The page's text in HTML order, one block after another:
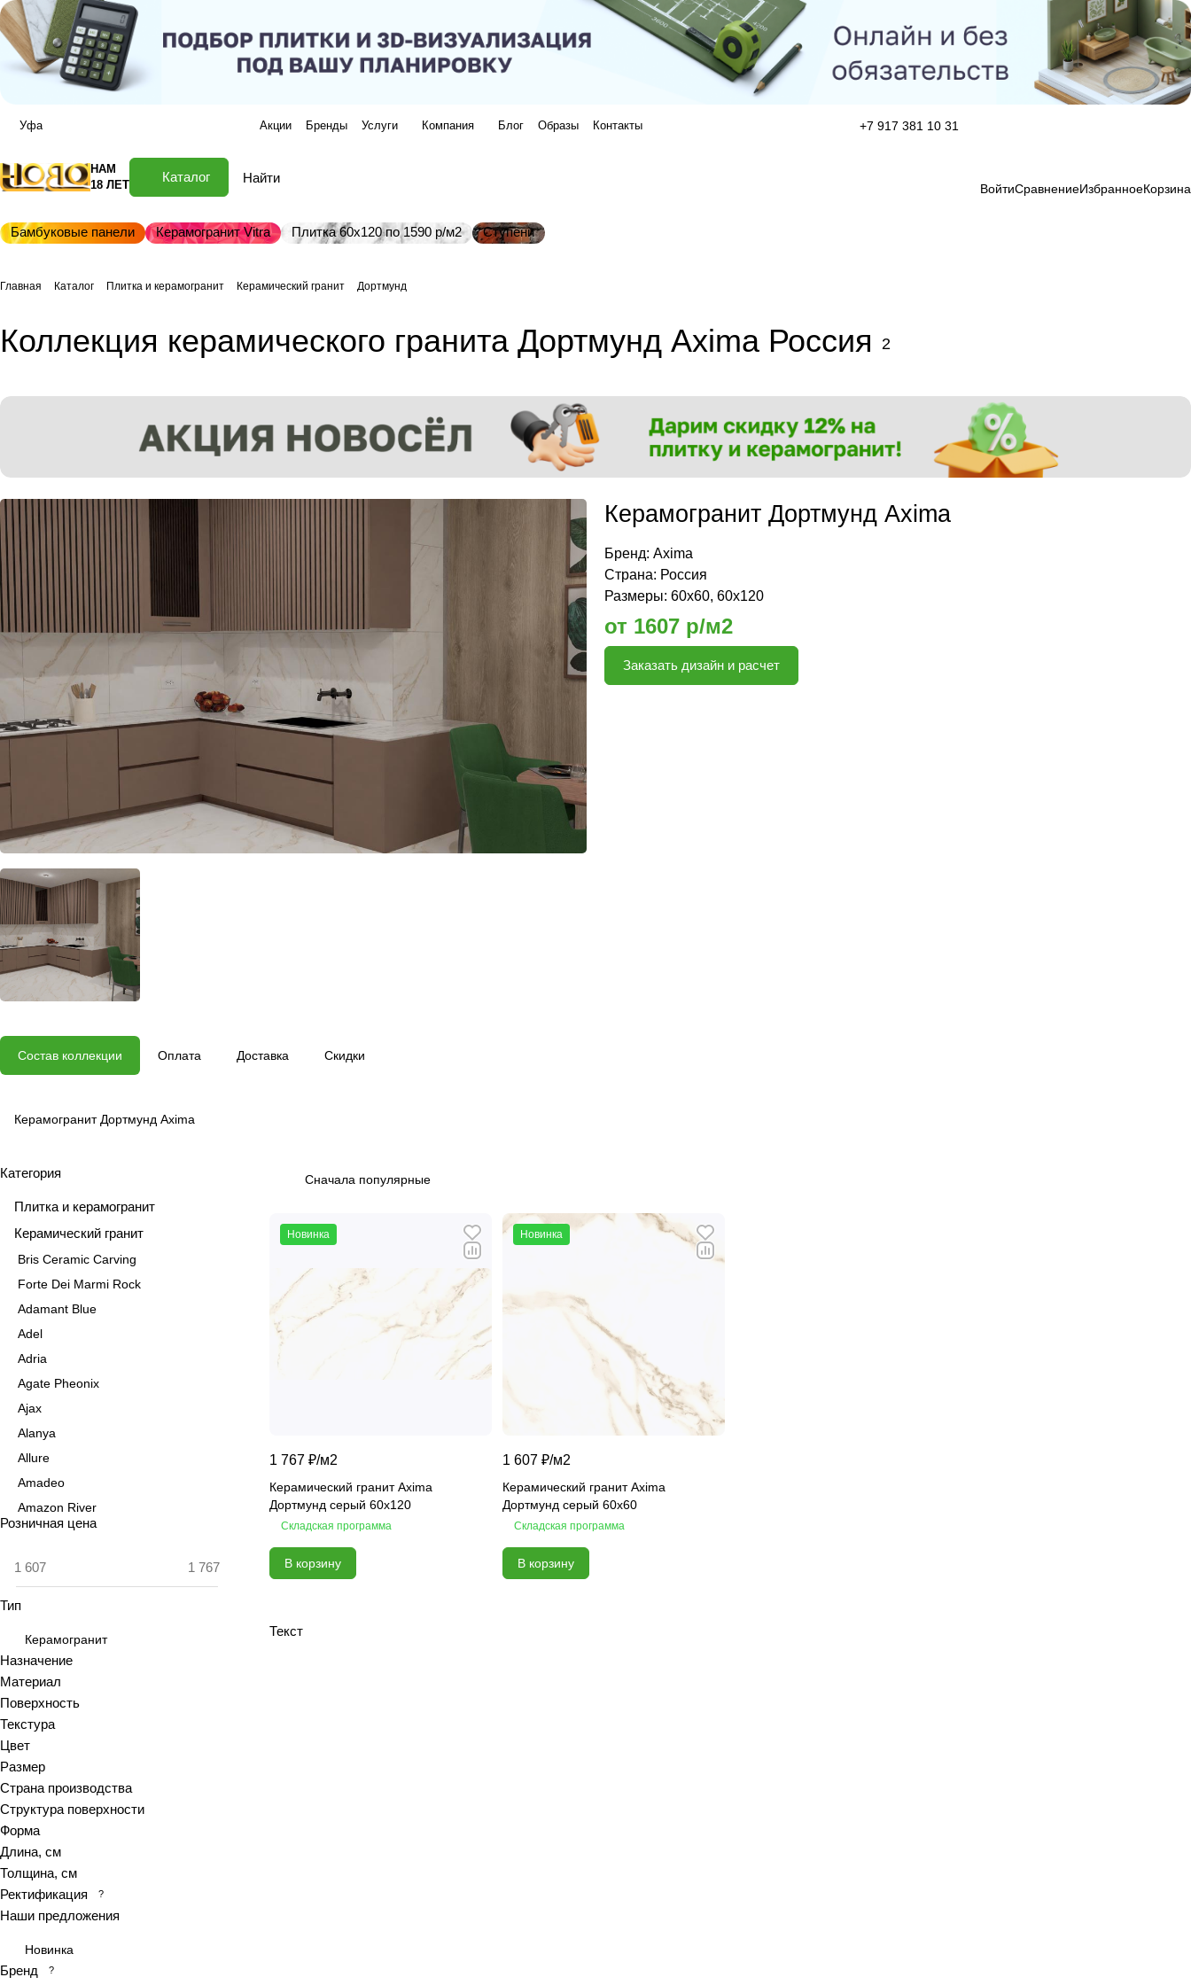
Уфа Акции Бренды Услуги Компания Блог Образы Контакты +7 917 381 10 31
НАМ
18 ЛЕТ
Каталог
ВойтиСравнениеИзбранноеКорзина
Бамбуковые панели Керамогранит Vitra Плитка 60х120 по 1590 р/м2 Ступени
Главная Каталог Плитка и керамогранит Керамический гранит Дортмунд
Коллекция керамического гранита Дортмунд Axima Россия 2
Керамогранит Дортмунд Axima
Бренд: Axima
Страна: Россия
Размеры: 60х60, 60х120
от 1607 р/м2
Заказать дизайн и расчет
Состав коллекции Оплата Доставка Скидки
Керамогранит Дортмунд Axima
Сначала популярные
Новинка
1 767 ₽/м2
Керамический гранит Axima
Дортмунд серый 60х120
Складская программа
В корзину
Новинка
1 607 ₽/м2
Керамический гранит Axima
Дортмунд серый 60х60
Складская программа
В корзину
Текст
Категория
Плитка и керамогранит
Керамический гранит
Bris Ceramic Carving
Forte Dei Marmi Rock
Adamant Blue
Adel
Adria
Agate Pheonix
Ajax
Alanya
Allure
Amadeo
Amazon River
Amber Agate
Antiquewood
Ardesia
Arena
Argentina
Armani marble
Art
Arts
Ascot
Asher
At.Aren
At.Elite
At.Viggo
Atlantic marble
Розничная цена
Тип
Керамогранит
Назначение
Материал
Поверхность
Текстура
Цвет
Размер
Страна производства
Структура поверхности
Форма
Длина, см
Толщина, см
Ректификация
?
Наши предложения
Новинка
Бренд ?